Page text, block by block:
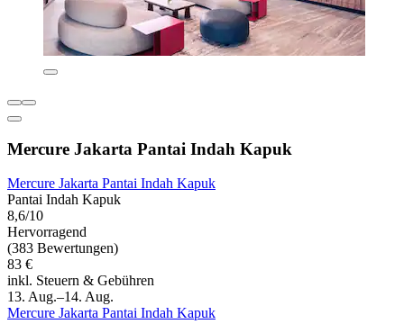
Mercure Jakarta Pantai Indah Kapuk
Mercure Jakarta Pantai Indah Kapuk
Pantai Indah Kapuk
8,6/10
Hervorragend
(383 Bewertungen)
83 €
inkl. Steuern & Gebühren
13. Aug.–14. Aug.
Mercure Jakarta Pantai Indah Kapuk